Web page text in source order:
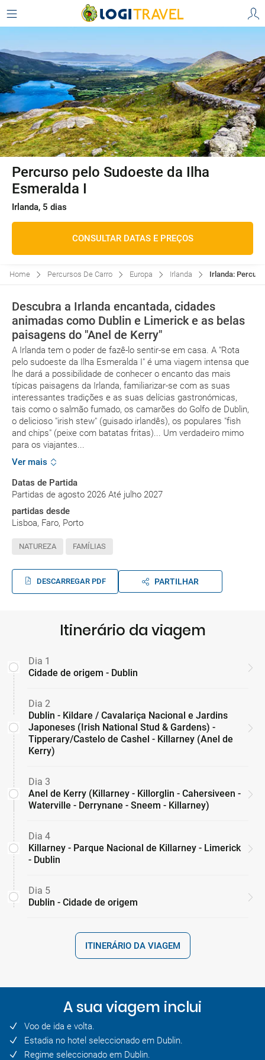
Percurso pelo Sudoeste da Ilha
Esmeralda I
Irlanda, 5 dias
CONSULTAR DATAS E PREÇOS
Home Percursos De Carro Europa Irlanda Irlanda:
Descubra a Irlanda encantada, cidades
animadas como Dublin e Limerick e as belas
paisagens do "Anel de Kerry"
A Irlanda tem o poder de fazê-lo sentir-se em casa. A "Rota
pelo sudoeste da Ilha Esmeralda I" é uma viagem intensa que
lhe dará a possibilidade de conhecer o encanto das mais
típicas paisagens da Irlanda, familiarizar-se com as suas
interessantes tradições e as suas delícias gastronómicas,
tais como o salmão fumado, os camarões do Golfo de Dublin,
o delicioso "irish stew" (guisado irlandês), os populares "fish
and chips" (peixe com batatas fritas)... Um verdadeiro mimo
para os viajantes...
Ver mais
Datas de Partida
Partidas de agosto 2026 Até julho 2027
partidas desde
Lisboa, Faro, Porto
NATUREZA FAMÍLIAS
DESCARREGAR PDF PARTILHAR
Itinerário da viagem
Dia 1
Cidade de origem - Dublin
Dia 2
Dublin - Kildare / Cavalariça Nacional e Jardins
Japoneses (Irish National Stud & Gardens) -
Tipperary/Castelo de Cashel - Killarney (Anel de
Kerry)
Dia 3
Anel de Kerry (Killarney - Killorglin - Cahersiveen -
Waterville - Derrynane - Sneem - Killarney)
Dia 4
Killarney - Parque Nacional de Killarney - Limerick
- Dublin
Dia 5
Dublin - Cidade de origem
ITINERÁRIO DA VIAGEM
A sua viagem inclui
Voo de ida e volta.
Estadia no hotel seleccionado em Dublin.
Regime seleccionado em Dublin.